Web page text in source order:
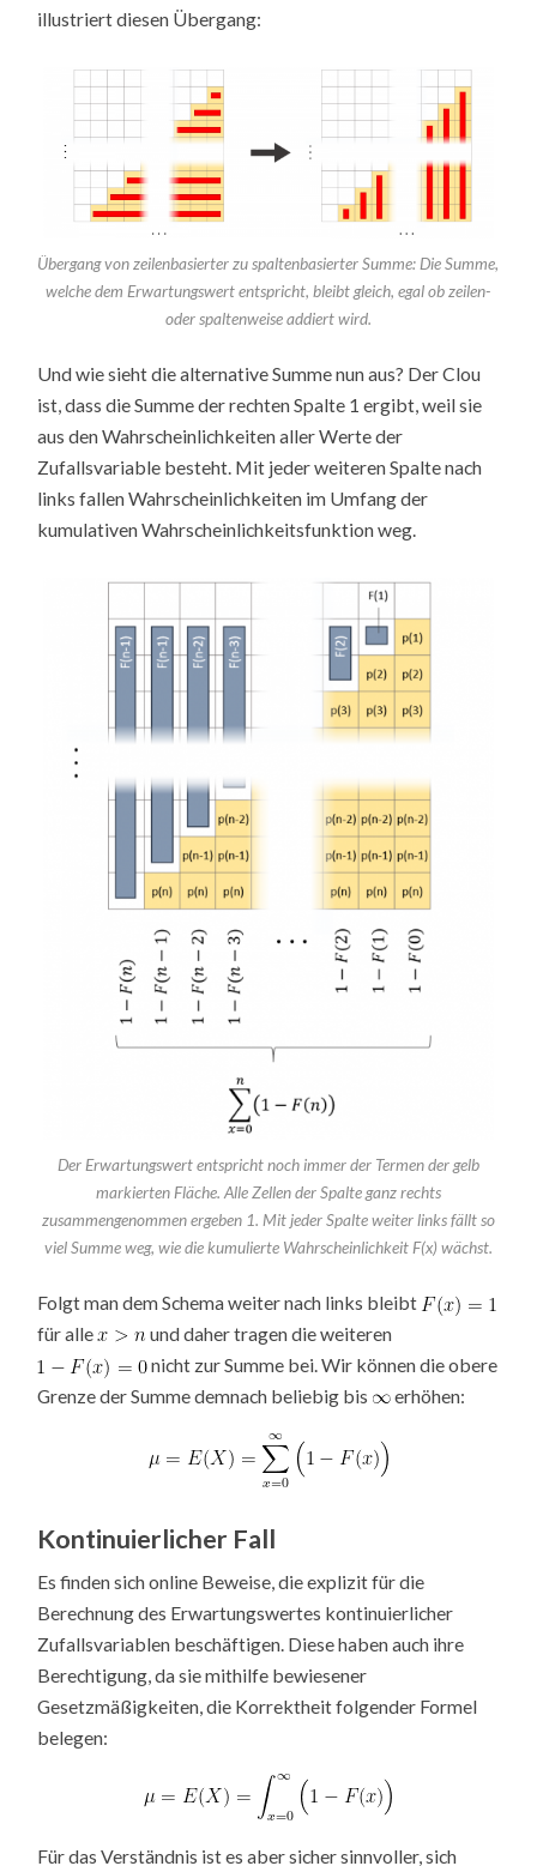
illustriert diesen Übergang:
Übergang von zeilenbasierter zu spaltenbasierter Summe: Die Summe,
welche dem Erwartungswert entspricht, bleibt gleich, egal ob zeilen-
oder spaltenweise addiert wird.
Und wie sieht die alternative Summe nun aus? Der Clou
ist, dass die Summe der rechten Spalte 1 ergibt, weil sie
aus den Wahrscheinlichkeiten aller Werte der
Zufallsvariable besteht. Mit jeder weiteren Spalte nach
links fallen Wahrscheinlichkeiten im Umfang der
kumulativen Wahrscheinlichkeitsfunktion weg.
Der Erwartungswert entspricht noch immer der Termen der gelb
markierten Fläche. Alle Zellen der Spalte ganz rechts
zusammengenommen ergeben 1. Mit jeder Spalte weiter links fällt so
viel Summe weg, wie die kumulierte Wahrscheinlichkeit F(x) wächst.
Folgt man dem Schema weiter nach links bleibt
für alle
und daher tragen die weiteren
nicht zur Summe bei. Wir können die obere
Grenze der Summe demnach beliebig bis
erhöhen:
Kontinuierlicher Fall
Es finden sich online Beweise, die explizit für die
Berechnung des Erwartungswertes kontinuierlicher
Zufallsvariablen beschäftigen. Diese haben auch ihre
Berechtigung, da sie mithilfe bewiesener
Gesetzmäßigkeiten, die Korrektheit folgender Formel
belegen:
Für das Verständnis ist es aber sicher sinnvoller, sich